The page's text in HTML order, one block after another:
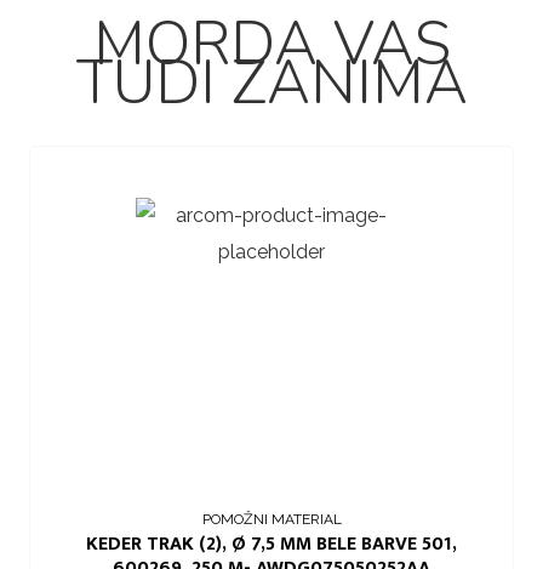
MORDA VAS
TUDI ZANIMA
POMOŽNI MATERIAL
KEDER TRAK (2), Ø 7,5 MM BELE BARVE 501,